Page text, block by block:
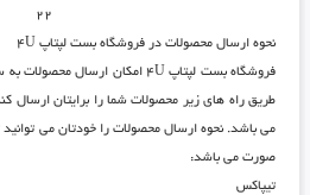
۲۲
نحوه ارسال محصولات در فروشگاه بست لپتاپ ۴U
فروشگاه بست لپتاپ ۴U
امکان ارسال محصولات به
طریق راه های زیر محصولات شما را برایتان ارسال
می باشد. نحوه ارسال محصولات را خودتان می
صورت می باشد:
تیپاکس